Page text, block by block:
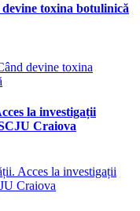
toxina botulinică
la investigații
Craiova